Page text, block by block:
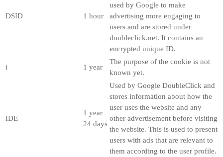
DSID 1 hour
used by Google to make
advertising more engaging to
users and are stored under
doubleclick.net. It contains an
encrypted unique ID.
i 1 year
The purpose of the cookie is not
known yet.
IDE
1 year
24 days
Used by Google DoubleClick and
stores information about how the
user uses the website and any
other advertisement before visiting
the website. This is used to present
users with ads that are relevant to
them according to the user profile.